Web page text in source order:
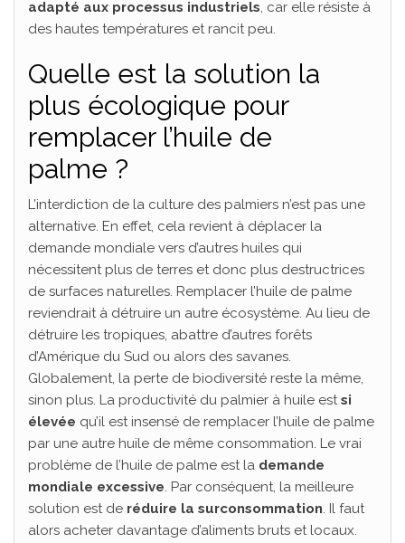
adapté aux processus industriels, car elle résiste à
des hautes températures et rancit peu.
Quelle est la solution la
plus écologique pour
remplacer l’huile de
palme ?
L’interdiction de la culture des palmiers n’est pas une
alternative. En effet, cela revient à déplacer la
demande mondiale vers d’autres huiles qui
nécessitent plus de terres et donc plus destructrices
de surfaces naturelles. Remplacer l’huile de palme
reviendrait à détruire un autre écosystème. Au lieu de
détruire les tropiques, abattre d’autres forêts
d’Amérique du Sud ou alors des savanes.
Globalement, la perte de biodiversité reste la même,
sinon plus. La productivité du palmier à huile estsi
élevée qu’il est insensé de remplacer l’huile de palme
par une autre huile de même consommation. Le vrai
problème de l’huile de palme est la demande
mondiale excessive. Par conséquent, la meilleure
solution est de réduire la surconsommation. Il faut
alors acheter davantage d’aliments bruts et locaux.